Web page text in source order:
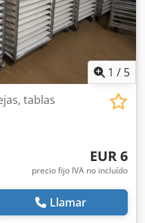
1 / 5
tablas
EUR 6
precio fijo IVA no incluído
Llamar